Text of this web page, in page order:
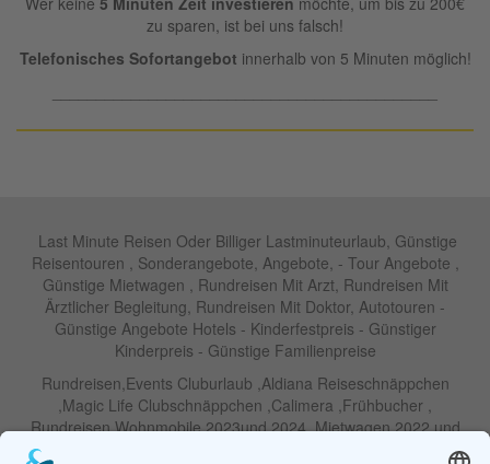
zu sparen, ist bei uns falsch!
Telefonisches Sofortangebot innerhalb von 5 Minuten möglich!
Last Minute Reisen Oder Billiger Lastminuteurlaub, Günstige
Reisentouren , Sonderangebote, Angebote, - Tour Angebote ,
Günstige Mietwagen , Rundreisen Mit Arzt, Rundreisen Mit
Ärztlicher Begleitung, Rundreisen Mit Doktor, Autotouren -
Günstige Angebote Hotels - Kinderfestpreis - Günstiger
Kinderpreis - Günstige Familienpreise
Rundreisen,Events Cluburlaub ,Aldiana Reiseschnäppchen
,Magic Life Clubschnäppchen ,Calimera ,Frühbucher ,
Rundreisen Wohnmobile 2023und 2024 ,Mietwagen 2022 und